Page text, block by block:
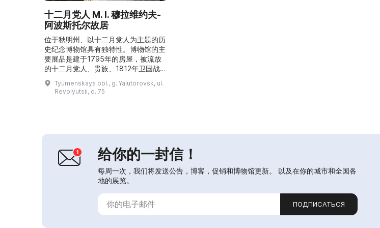
十二月党人 M. I. 穆拉维约夫-
阿波斯托尔故居
位于秋明州、以十二月党人为主题的历
史纪念博物馆具有独特性。博物馆的主
要展品是建于1795年的房屋，被流放
的十二月党人、贵族、1812年卫国战
争英雄、退役中校M. I. 穆拉维约夫-阿
波斯托尔在此居住了二十年。1836
年，他与妻子玛丽亚·康斯坦丁诺芙娜
一份购房契约，证明这座房屋属于“国
Tyumenskaya obl., g. Yalutorovsk, ul.
Revolyutsii, d. 75
给你的一封信！
每周一次，我们将发送公告，博客，促销和博物馆更新。 以及在你的城市和全国各
地的展览。
ПОДПИСАТЬСЯ